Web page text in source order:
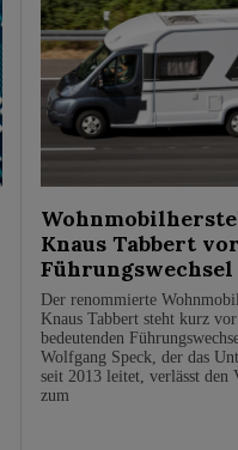
Knaus Tabbert vor
Führungswechsel
Der renommierte
Knaus Tabbert steht kurz
bedeutenden
Wolfgang Speck, der das
seit 2013 leitet, verlässt den
zum